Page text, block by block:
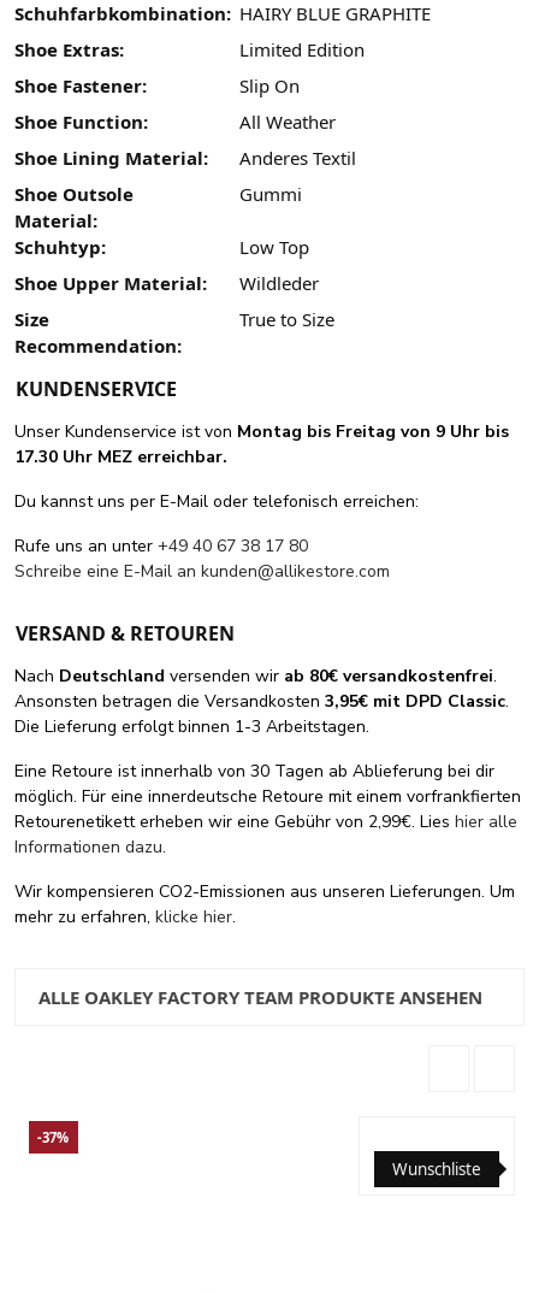
Schuhfarbkombination: HAIRY BLUE GRAPHITE
Shoe Extras:
Limited Edition
Shoe Fastener:
Slip On
Shoe Function:
All Weather
Shoe Lining Material:
Anderes Textil
Shoe Outsole
Material:
Gummi
Schuhtyp:
Low Top
Shoe Upper Material:
Wildleder
Size
Recommendation:
True to Size
KUNDENSERVICE
Unser Kundenservice ist von Montag bis Freitag von 9 Uhr bis
17.30 Uhr MEZ erreichbar.
Du kannst uns per E-Mail oder telefonisch erreichen:
Rufe uns an unter +49 40 67 38 17 80
Schreibe eine E-Mail an kunden@allikestore.com
VERSAND & RETOUREN
Nach Deutschland versenden wir ab 80€ versandkostenfrei.
Ansonsten betragen die Versandkosten 3,95€ mit DPD Classic.
Die Lieferung erfolgt binnen 1-3 Arbeitstagen.
Eine Retoure ist innerhalb von 30 Tagen ab Ablieferung bei dir
möglich. Für eine innerdeutsche Retoure mit einem vorfrankfierten
Retourenetikett erheben wir eine Gebühr von 2,99€. Lies hier alle
Informationen dazu.
Wir kompensieren CO2-Emissionen aus unseren Lieferungen. Um
mehr zu erfahren, klicke hier.
ALLE OAKLEY FACTORY TEAM PRODUKTE ANSEHEN
Wunschliste
-37%